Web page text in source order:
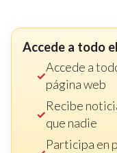
Accede a todo
Accede a
página web
Recibe
que nadie
Participa en